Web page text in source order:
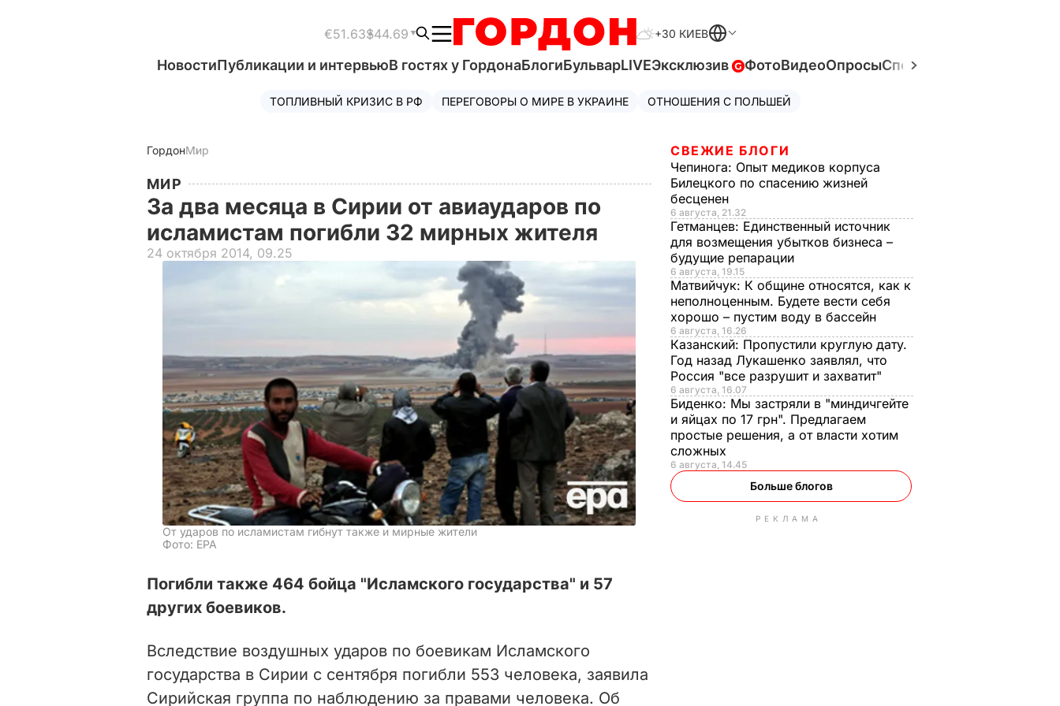
€51.63$44.69 +30 КИЕВ
НовостиПубликации и интервьюВ гостях у ГордонаБлогиБульварLIVEЭксклюзив ФотоВидеоОпросыСпецпроекты
ТОПЛИВНЫЙ КРИЗИС В РФ ПЕРЕГОВОРЫ О МИРЕ В УКРАИНЕ ОТНОШЕНИЯ С ПОЛЬШЕЙ
ГордонМир
МИР
За два месяца в Сирии от авиаударов по
исламистам погибли 32 мирных жителя
24 октября 2014, 09.25
От ударов по исламистам гибнут также и мирные жители
Фото: ЕРА
Погибли также 464 бойца "Исламского государства" и 57
других боевиков.
Вследствие воздушных ударов по боевикам Исламского
государства в Сирии с сентября погибли 553 человека, заявила
Сирийская группа по наблюдению за правами человека. Об
СВЕЖИЕ БЛОГИ
Чепинога: Опыт медиков корпуса
Билецкого по спасению жизней
бесценен
6 августа, 21.32
Гетманцев: Единственный источник
для возмещения убытков бизнеса –
будущие репарации
6 августа, 19.15
Матвийчук: К общине относятся, как к
неполноценным. Будете вести себя
хорошо – пустим воду в бассейн
6 августа, 16.26
Казанский: Пропустили круглую дату.
Год назад Лукашенко заявлял, что
Россия "все разрушит и захватит"
6 августа, 16.07
Биденко: Мы застряли в "миндичгейте
и яйцах по 17 грн". Предлагаем
простые решения, а от власти хотим
сложных
6 августа, 14.45
Больше блогов
РЕКЛАМА